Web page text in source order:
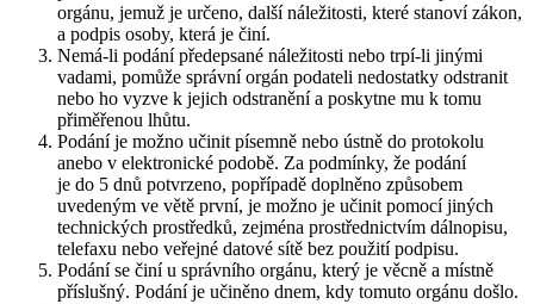
orgánu, jemuž je určeno, další náležitosti, které stanoví zákon,
a podpis osoby, která je činí.
Nemá-li podání předepsané náležitosti nebo trpí-li jinými
vadami, pomůže správní orgán podateli nedostatky odstranit
nebo ho vyzve k jejich odstranění a poskytne mu k tomu
přiměřenou lhůtu.
Podání je možno učinit písemně nebo ústně do protokolu
anebo v elektronické podobě. Za podmínky, že podání
je do 5 dnů potvrzeno, popřípadě doplněno způsobem
uvedeným ve větě první, je možno je učinit pomocí jiných
technických prostředků, zejména prostřednictvím dálnopisu,
telefaxu nebo veřejné datové sítě bez použití podpisu.
Podání se činí u správního orgánu, který je věcně a místně
příslušný. Podání je učiněno dnem, kdy tomuto orgánu došlo.